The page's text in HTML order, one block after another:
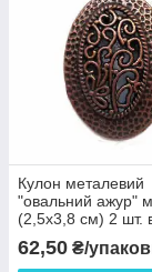
Кулон металевий
"овальний ажур"
(2,5х3,8 см) 2 шт.
62,50 ₴/